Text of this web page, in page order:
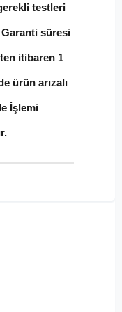
testleri
Garanti süresi
itibaren 1
ürün arızalı
İşlemi